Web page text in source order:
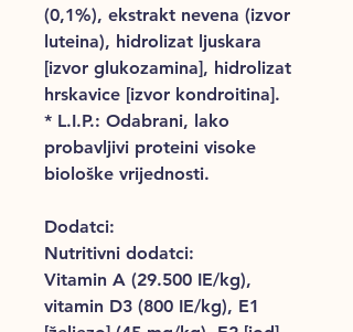
(0,1%), ekstrakt nevena (izvor
luteina), hidrolizat ljuskara
[izvor glukozamina], hidrolizat
hrskavice [izvor kondroitina].
* L.I.P.: Odabrani, lako
probavljivi proteini visoke
biološke vrijednosti.
Dodatci:
Nutritivni dodatci:
Vitamin A (29.500 IE/kg),
vitamin D3 (800 IE/kg), E1